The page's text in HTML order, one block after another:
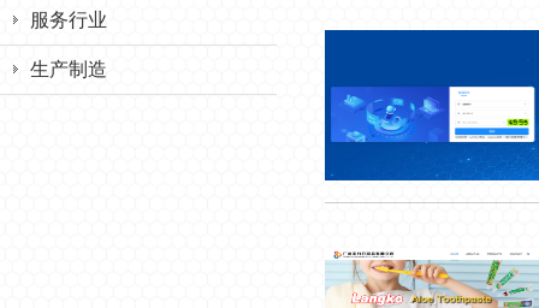
服务行业
生产制造